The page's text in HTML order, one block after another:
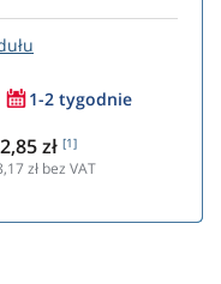
1-2 tygodnie
zł [1]
zł bez VAT